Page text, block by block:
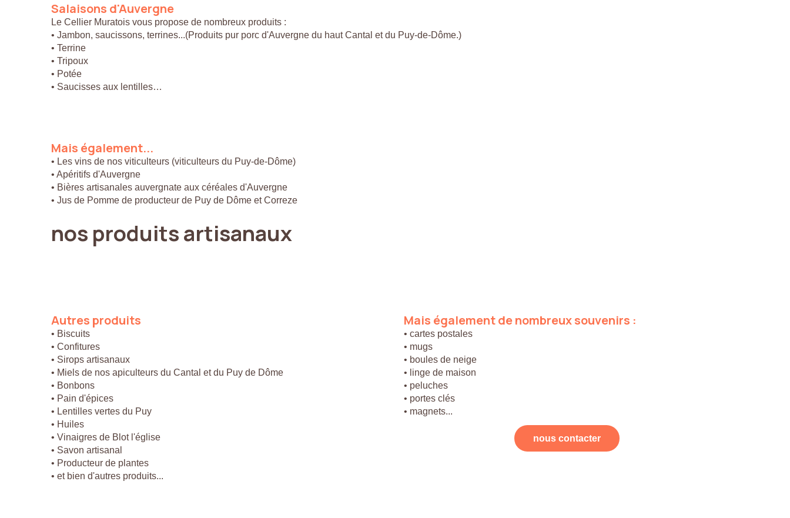
Salaisons d'Auvergne
Le Cellier Muratois vous propose de nombreux produits :
• Jambon, saucissons, terrines...(Produits pur porc d'Auvergne du haut Cantal et du Puy-de-Dôme.)
• Terrine
• Tripoux
• Potée
• Saucisses aux lentilles…
Mais également...
• Les vins de nos viticulteurs (viticulteurs du Puy-de-Dôme)
• Apéritifs d'Auvergne
• Bières artisanales auvergnate aux céréales d'Auvergne
• Jus de Pomme de producteur de Puy de Dôme et Correze
nos produitsartisanaux
Autres produits
• Biscuits
• Confitures
• Sirops artisanaux
• Miels de nos apiculteurs du Cantal et du Puy de Dôme
• Bonbons
• Pain d'épices
• Lentilles vertes du Puy
• Huiles
• Vinaigres de Blot l'église
• Savon artisanal
• Producteur de plantes
• et bien d'autres produits...
Mais égalementdenombreuxsouvenirs :
• cartes postales
• mugs
• boules de neige
• linge de maison
• peluches
• portes clés
• magnets...
nous contacter